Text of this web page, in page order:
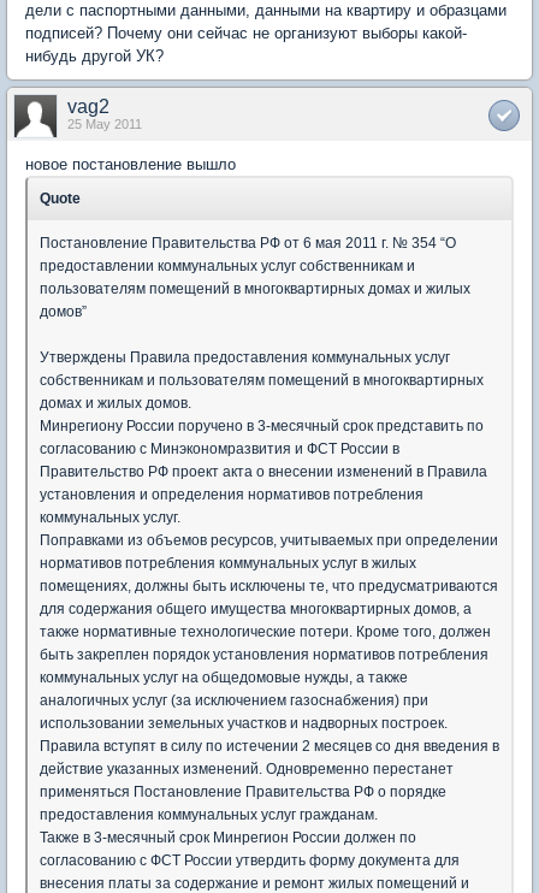
дели с паспортными данными, данными на квартиру и образцами
подписей? Почему они сейчас не организуют выборы какой-
нибудь другой УК?
vag2
25 May 2011
новое постановление вышло
Quote
Постановление Правительства РФ от 6 мая 2011 г. № 354 “О
предоставлении коммунальных услуг собственникам и
пользователям помещений в многоквартирных домах и жилых
домов”
Утверждены Правила предоставления коммунальных услуг
собственникам и пользователям помещений в многоквартирных
домах и жилых домов.
Минрегиону России поручено в 3-месячный срок представить по
согласованию с Минэкономразвития и ФСТ России в
Правительство РФ проект акта о внесении изменений в Правила
установления и определения нормативов потребления
коммунальных услуг.
Поправками из объемов ресурсов, учитываемых при определении
нормативов потребления коммунальных услуг в жилых
помещениях, должны быть исключены те, что предусматриваются
для содержания общего имущества многоквартирных домов, а
также нормативные технологические потери. Кроме того, должен
быть закреплен порядок установления нормативов потребления
коммунальных услуг на общедомовые нужды, а также
аналогичных услуг (за исключением газоснабжения) при
использовании земельных участков и надворных построек.
Правила вступят в силу по истечении 2 месяцев со дня введения в
действие указанных изменений. Одновременно перестанет
применяться Постановление Правительства РФ о порядке
предоставления коммунальных услуг гражданам.
Также в 3-месячный срок Минрегион России должен по
согласованию с ФСТ России утвердить форму документа для
внесения платы за содержание и ремонт жилых помещений и